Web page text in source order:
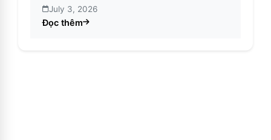
July 3, 2026
Đọc thêm
about Kỹ thuật chỉnh sửa nâng cao trong CapCut